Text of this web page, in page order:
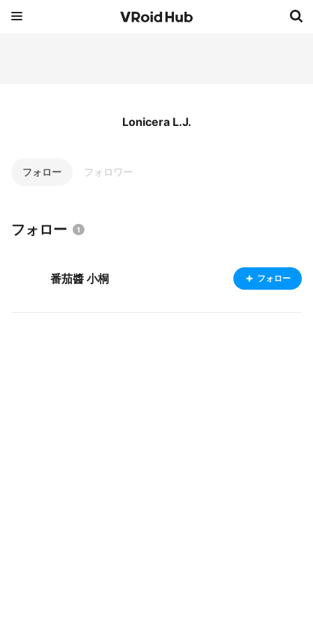
Lonicera L.J.
フォロー フォロワー
フォロー 1
番茄醬 小桐 フォロー